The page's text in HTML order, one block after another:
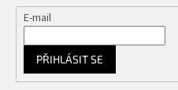
E-mail
PŘIHLÁSIT SE